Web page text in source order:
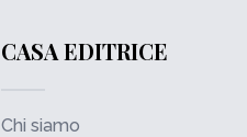
CASA EDITRICE
Chi siamo